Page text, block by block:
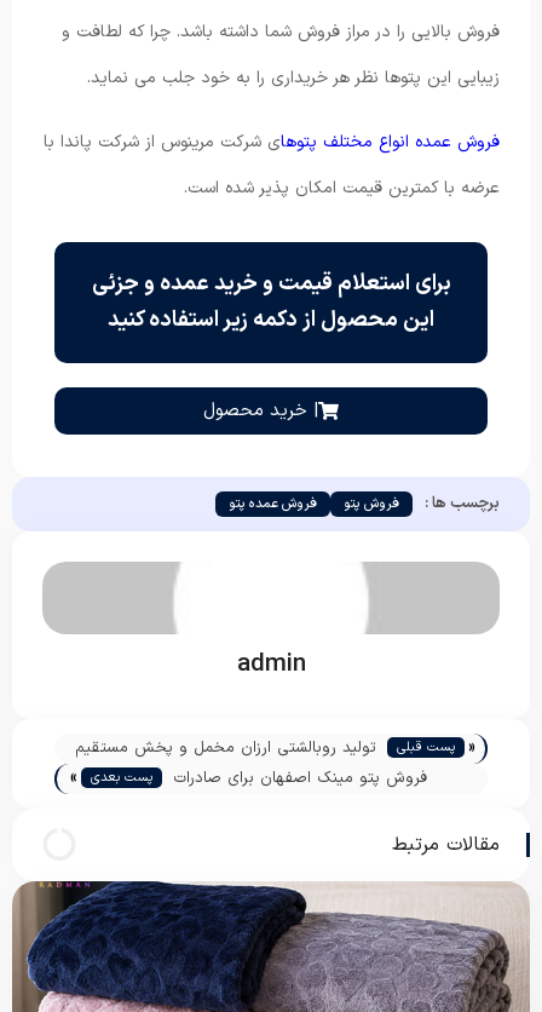
فروش بالایی را در مراز فروش شما داشته باشد. چرا که لطافت و
زیبایی این پتوها نظر هر خریداری را به خود جلب می نماید.
فروش عمده انواع مختلف پتوهای شرکت مرینوس از شرکت پاندا با
عرضه با کمترین قیمت امکان پذیر شده است.
برای استعلام قیمت و خرید عمده و جزئی
این محصول از دکمه زیر استفاده کنید
| خرید محصول
برچسب ها : فروش پتو فروش عمده پتو
admin
« پست قبلی
تولید روبالشتی ارزان مخمل و پخش مستقیم
فروش پتو مینک اصفهان برای صادرات
پست بعدی »
مقالات مرتبط